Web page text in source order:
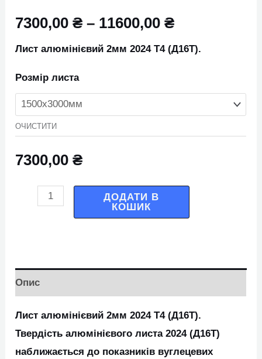
7300,00₴ – 11600,00₴
Лист алюмінієвий 2мм 2024 Т4 (Д16Т).
Розмір листа
ОЧИСТИТИ
7300,00₴
ДОДАТИ В
КОШИК
Опис
Лист алюмінієвий 2мм 2024 Т4 (Д16Т).
Твердість алюмінієвого листа 2024 (Д16Т)
наближається до показників вуглецевих